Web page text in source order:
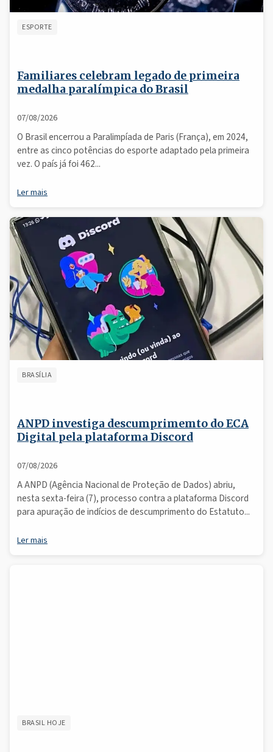
ESPORTE
Familiares celebram legado de primeira
medalha paralímpica do Brasil
07/08/2026
O Brasil encerrou a Paralimpíada de Paris (França), em 2024,
entre as cinco potências do esporte adaptado pela primeira
vez. O país já foi 462...
Ler mais
BRASÍLIA
ANPD investiga descumprimemto do ECA
Digital pela plataforma Discord
07/08/2026
A ANPD (Agência Nacional de Proteção de Dados) abriu,
nesta sexta-feira (7), processo contra a plataforma Discord
para apuração de indícios de descumprimento do Estatuto...
Ler mais
BRASIL HOJE